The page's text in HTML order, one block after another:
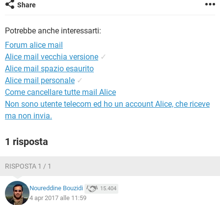
HARDWARE
Share
Potrebbe anche interessarti:
Forum alice mail
Alice mail vecchia versione ✓
Alice mail spazio esaurito
Alice mail personale ✓
Come cancellare tutte mail Alice
Non sono utente telecom ed ho un account Alice, che riceve
ma non invia.
1 risposta
RISPOSTA 1 / 1
Noureddine Bouzidi 15.404
4 apr 2017 alle 11:59